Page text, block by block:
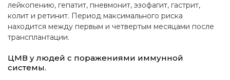
лейкопению, гепатит, пневмонит, эзофагит, гастрит,
колит и ретинит. Период максимального риска
находится между первым и четвертым месяцами после
трансплантации.
ЦМВ у людей с поражениями иммунной
системы.